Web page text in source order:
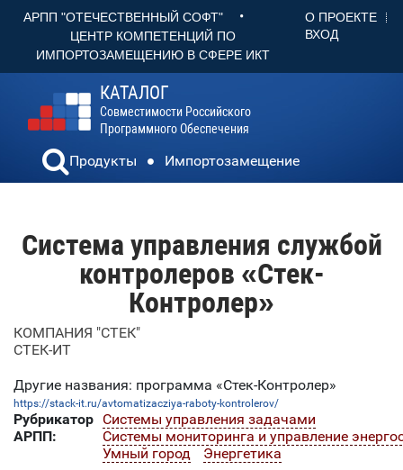
АРПП "ОТЕЧЕСТВЕННЫЙ СОФТ" •
ЦЕНТР КОМПЕТЕНЦИЙ ПО
ИМПОРТОЗАМЕЩЕНИЮ В СФЕРЕ ИКТ
О ПРОЕКТЕ
ВХОД
КАТАЛОГ
Совместимости Российского
Программного Обеспечения
Продукты Импортозамещение
Система управления службой
контролеров «Стек-
Контролер»
КОМПАНИЯ "СТЕК"
СТЕК-ИТ
Другие названия: программа «Стек-Контролер»
https://stack-it.ru/avtomatizacziya-raboty-kontrolerov/
Рубрикатор
АРПП:
Системы управления задачами
Системы мониторинга и управление
Умный город
Энергетика